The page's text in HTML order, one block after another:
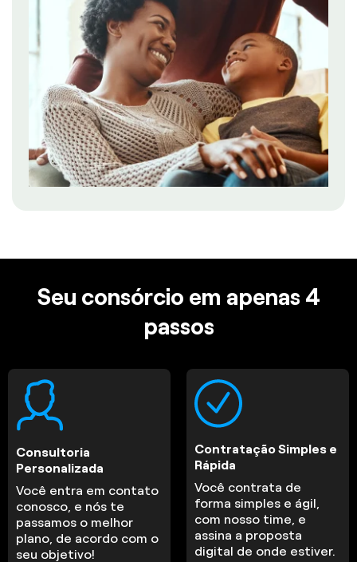
Seu consórcio em apenas 4
passos
Consultoria
Personalizada
Você entra em contato
conosco, e nós te
passamos o melhor
plano, de acordo com o
seu objetivo!
Contratação Simples e
Rápida
Você contrata de
forma simples e ágil,
com nosso time, e
assina a proposta
digital de onde estiver.